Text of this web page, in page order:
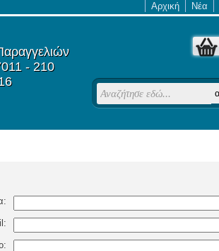
Αρχική Νέα
- 210